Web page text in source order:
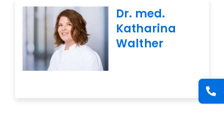
Presse
Kontakt
Dr. med.
Katharina
Walther